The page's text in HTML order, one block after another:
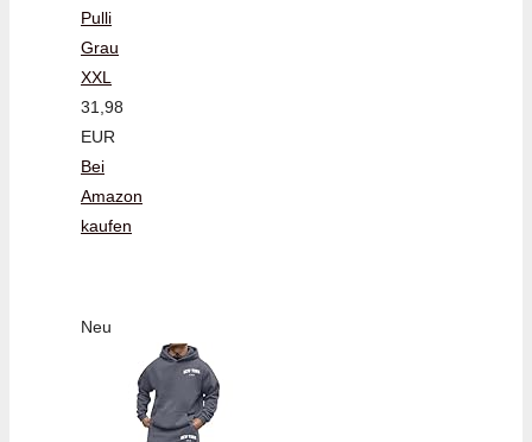
Pulli
Grau
XXL
31,98
EUR
Bei
Amazon
kaufen
Neu